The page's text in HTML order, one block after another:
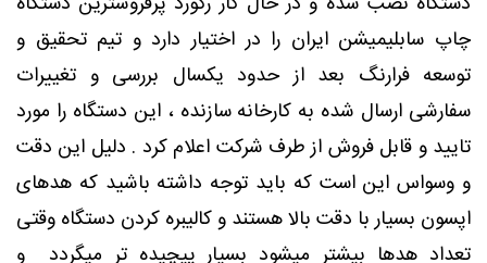
چاپ سابلیمیشن ایران را در اختیار دارد و تیم تحقیق و
توسعه فرارنگ بعد از حدود یکسال بررسی و تغییرات
سفارشی ارسال شده به کارخانه سازنده ، این دستگاه را مورد
تایید و قابل فروش از طرف شرکت اعلام کرد . دلیل این دقت
و وسواس این است که باید توجه داشته باشید که هدهای
اپسون بسیار با دقت بالا هستند و کالیبره کردن دستگاه وقتی
تعداد هدها بیشتر میشود بسیار پیچیده تر میگردد و